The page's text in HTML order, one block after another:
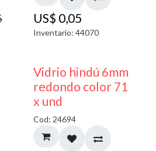
US$ 0,05
Inventario: 44070
40% DESCUENTO
Vidrio hindú 6mm
redondo color 71
x und
Cod: 24694